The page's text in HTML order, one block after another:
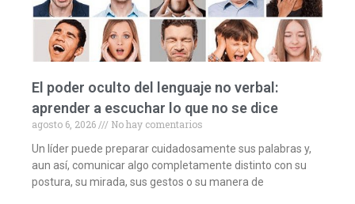
El poder oculto del lenguaje no verbal:
aprender a escuchar lo que no se dice
agosto 6, 2026
No hay comentarios
Un líder puede preparar cuidadosamente sus palabras y,
aun así, comunicar algo completamente distinto con su
postura, su mirada, sus gestos o su manera de